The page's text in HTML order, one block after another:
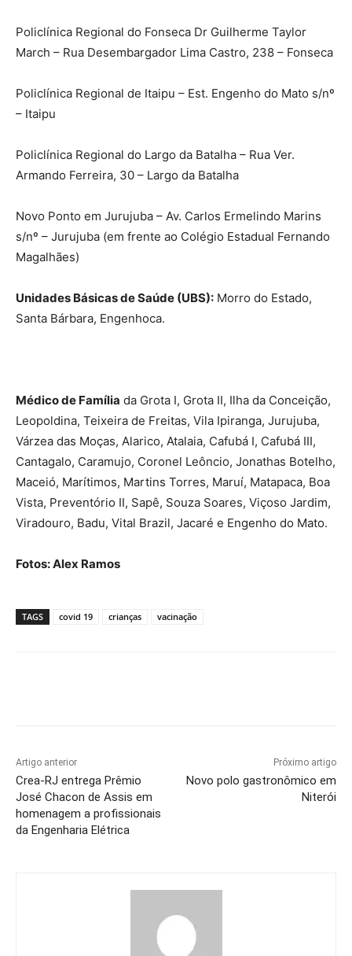
Policlínica Regional do Fonseca Dr Guilherme Taylor
March – Rua Desembargador Lima Castro, 238 – Fonseca
Policlínica Regional de Itaipu – Est. Engenho do Mato s/nº
– Itaipu
Policlínica Regional do Largo da Batalha – Rua Ver.
Armando Ferreira, 30 – Largo da Batalha
Novo Ponto em Jurujuba – Av. Carlos Ermelindo Marins
s/nº – Jurujuba (em frente ao Colégio Estadual Fernando
Magalhães)
Unidades Básicas de Saúde (UBS): Morro do Estado,
Santa Bárbara, Engenhoca.
Médico de Família da Grota I, Grota II, Ilha da Conceição,
Leopoldina, Teixeira de Freitas, Vila Ipiranga, Jurujuba,
Várzea das Moças, Alarico, Atalaia, Cafubá I, Cafubá III,
Cantagalo, Caramujo, Coronel Leôncio, Jonathas Botelho,
Maceió, Marítimos, Martins Torres, Maruí, Matapaca, Boa
Vista, Preventório II, Sapê, Souza Soares, Viçoso Jardim,
Viradouro, Badu, Vital Brazil, Jacaré e Engenho do Mato.
Fotos: Alex Ramos
TAGS covid 19 crianças vacinação
Artigo anterior
Crea-RJ entrega Prêmio
José Chacon de Assis em
homenagem a profissionais
da Engenharia Elétrica
Próximo artigo
Novo polo gastronômico em
Niterói